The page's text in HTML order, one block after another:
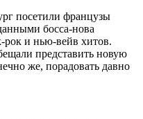
посетили французы
босса-нова
рок и нью-вейв хитов.
представить новую
же, порадовать давно